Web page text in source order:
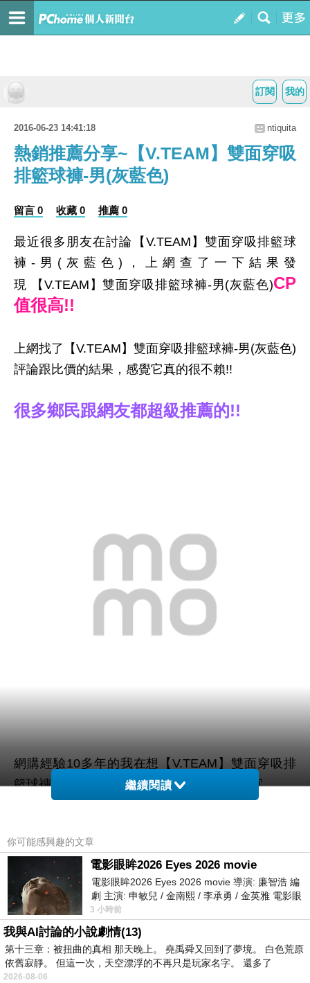
我的
訂閱
2016-06-23 14:41:18 ntiquita
熱銷推薦分享~【V.TEAM】雙面穿吸
排籃球褲-男(灰藍色)
留言 0 收藏 0 推薦 0
最近很多朋友在討論【V.TEAM】雙面穿吸排籃球
褲-男(灰藍色)，上網查了一下結果發
現 【V.TEAM】雙面穿吸排籃球褲-男(灰藍色)CP
值很高!!
上網找了【V.TEAM】雙面穿吸排籃球褲-男(灰藍色)
評論跟比價的結果，感覺它真的很不賴!!
很多鄉民跟網友都超級推薦的!!
網購經驗10多年的我在想【V.TEAM】雙面穿吸排
籃球褲-男(灰藍色)在網路上買應該會比較便宜，
用等店家開門也不用看店員臉色，
然選擇在網路上購買~~
於是我也參考了其他網友【V.TEAM】雙面穿吸排籃
球褲-男(灰藍色)的推薦開箱文及心得分享!
找了很多【V.TEAM】雙面穿吸排籃球褲-男(灰藍色)
繼續閱讀
你可能感興趣的文章
電影眼眸2026 Eyes 2026 movie
電影眼眸2026 Eyes 2026 movie 導演: 廉智浩 編
劇 主演: 申敏兒 / 金南熙 / 李承勇 / 金英雅 電影眼
眸2026描述攝影師徐珍因遺
3 小時前
我與AI討論的小說劇情(13)
第十三章：被扭曲的真相 那天晚上。 堯禹舜又回到了夢境。 白色荒原
依舊寂靜。 但這一次，天空漂浮的不再只是玩家名字。 還多了
2026-08-06